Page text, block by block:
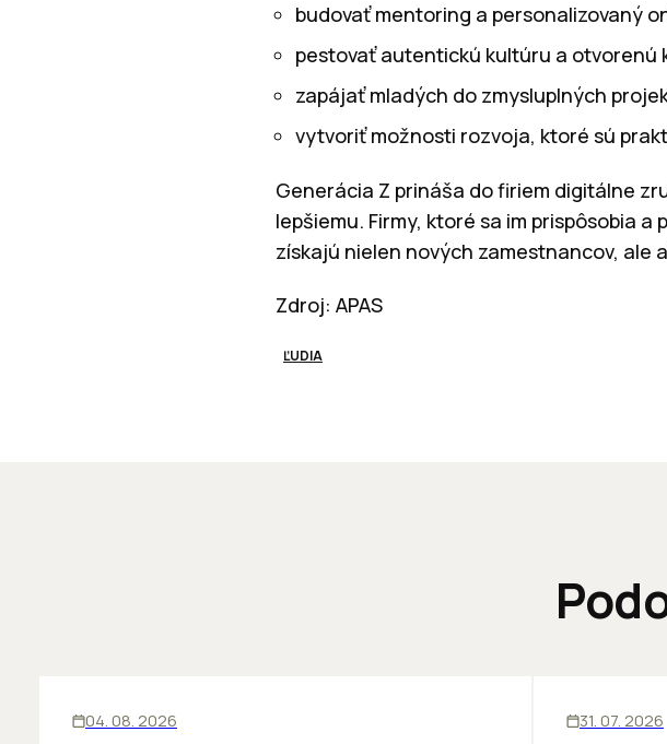
budovať mentoring a personalizovaný
pestovať autentickú kultúru a otvorenú
zapájať mladých do zmysluplných
vytvoriť možnosti rozvoja, ktoré sú
Generácia Z prináša do firiem digitálne
lepšiemu. Firmy, ktoré sa im prispôsobia
získajú nielen nových zamestnancov,
Zdroj: APAS
ĽUDIA
04. 08. 2026 31. 07. 2026